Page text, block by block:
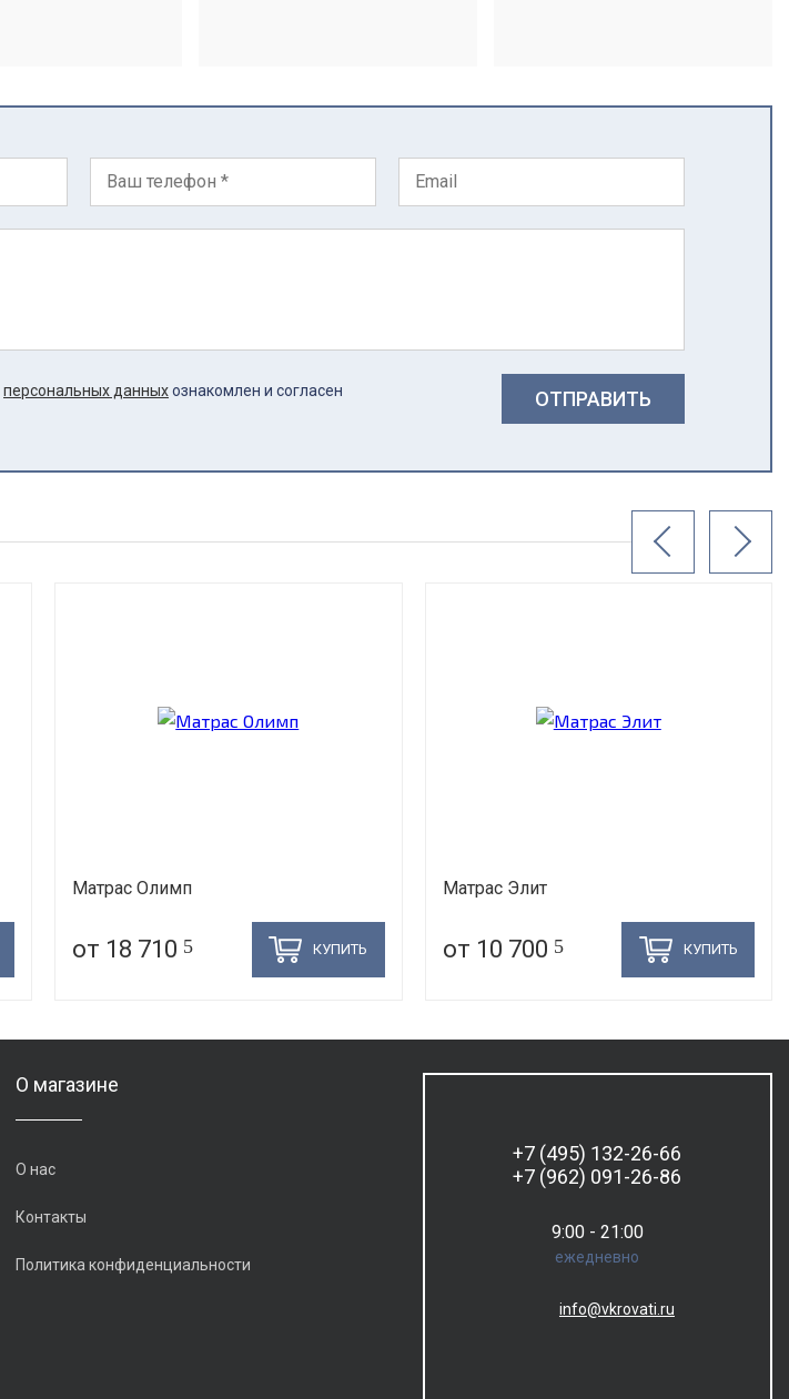
персональных данныхознакомлен и согласен ОТПРАВИТЬ
Матрас Олимп
от 18 710 5 КУПИТЬ
Матрас Элит
от 10 700 5 КУПИТЬ
О магазине
О нас
Контакты
Политика конфиденциальности
+7 (495) 132-26-66
+7 (962) 091-26-86
9:00 - 21:00
ежедневно
info@vkrovati.ru